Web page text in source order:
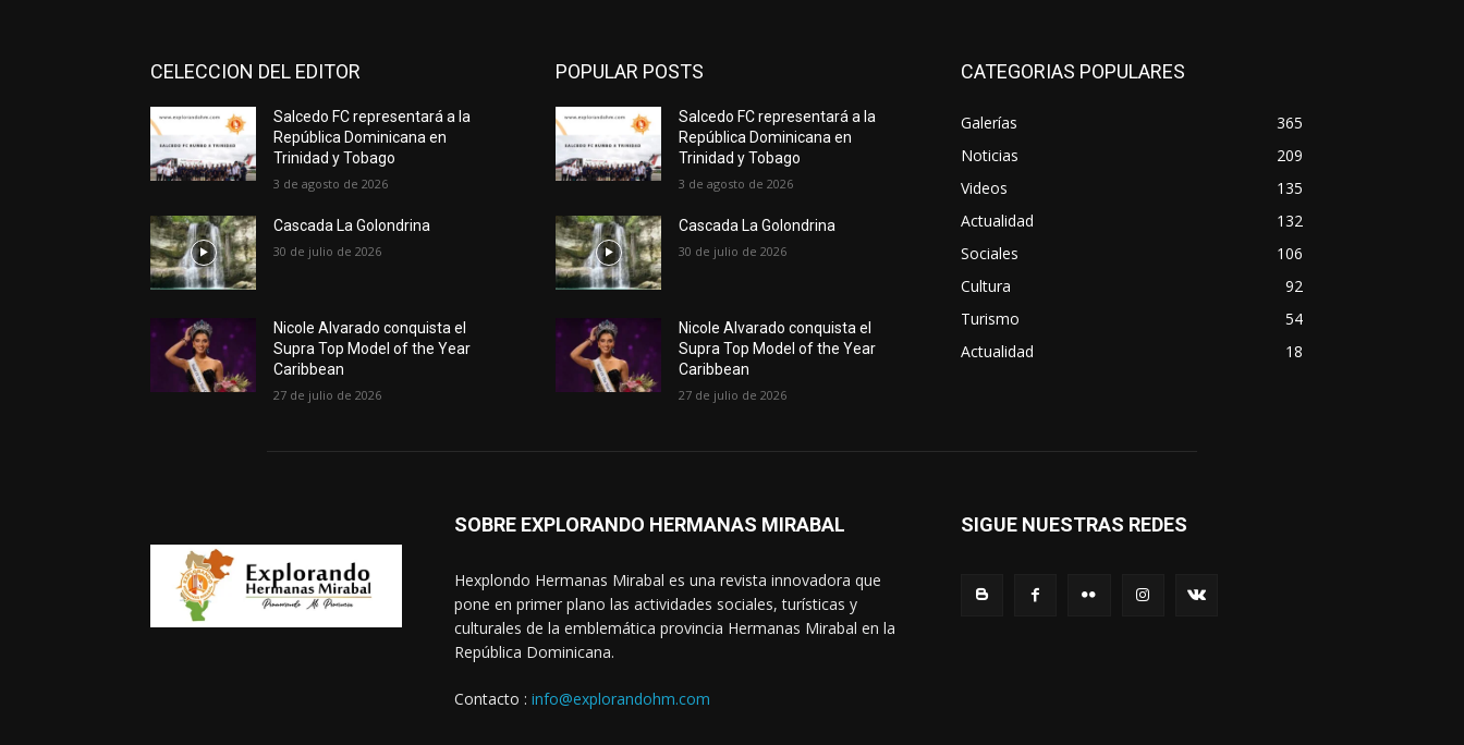
CELECCION DEL EDITOR
Salcedo FC representará a la
República Dominicana en
Trinidad y Tobago
3 de agosto de 2026
Cascada La Golondrina
30 de julio de 2026
Nicole Alvarado conquista el
Supra Top Model of the Year
Caribbean
27 de julio de 2026
POPULAR POSTS
Salcedo FC representará a la
República Dominicana en
Trinidad y Tobago
3 de agosto de 2026
Cascada La Golondrina
30 de julio de 2026
Nicole Alvarado conquista el
Supra Top Model of the Year
Caribbean
27 de julio de 2026
CATEGORIAS POPULARES
Galerías
365
Noticias
209
Videos
135
Actualidad
132
Sociales
106
Cultura
92
Turismo
54
Actualidad
18
SOBRE EXPLORANDO HERMANAS MIRABAL
Hexplondo Hermanas Mirabal es una revista innovadora que
pone en primer plano las actividades sociales, turísticas y
culturales de la emblemática provincia Hermanas Mirabal en la
República Dominicana.
Contacto : info@explorandohm.com
SIGUE NUESTRAS REDES